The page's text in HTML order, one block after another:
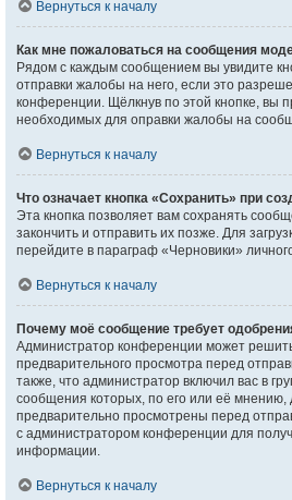
Вернуться к началу
Как мне пожаловаться на сообщения
Рядом с каждым сообщением вы увидите
отправки жалобы на него, если это
конференции. Щёлкнув по этой кнопке, вы
необходимых для оправки жалобы на
Вернуться к началу
Что означает кнопка «Сохранить» при
Эта кнопка позволяет вам сохранять
закончить и отправить их позже. Для
перейдите в параграф «Черновики»
Вернуться к началу
Почему моё сообщение требует
Администратор конференции может
предварительного просмотра перед
также, что администратор включил вас в
сообщения которых, по его или её
предварительно просмотрены перед
с администратором конференции для
информации.
Вернуться к началу